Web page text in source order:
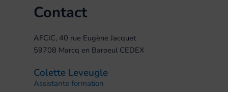
Contact
AFCIC, 40 rue Eugène Jacquet
59708 Marcq en Baroeul CEDEX
Colette Leveugle
Assistante formation